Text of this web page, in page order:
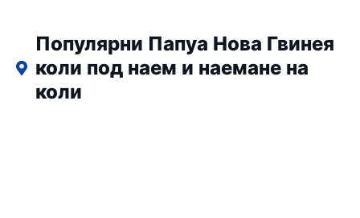
Популярни Папуа Нова Гвинея
коли под наем и наемане на
коли